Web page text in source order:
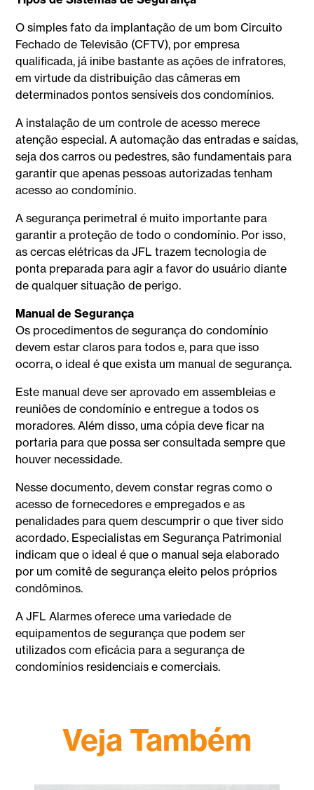
O simples fato da implantação de um bom Circuito
Fechado de Televisão (CFTV), por empresa
qualificada, já inibe bastante as ações de infratores,
em virtude da distribuição das câmeras em
determinados pontos sensíveis dos condomínios.
A instalação de um controle de acesso merece
atenção especial. A automação das entradas e saídas,
seja dos carros ou pedestres, são fundamentais para
garantir que apenas pessoas autorizadas tenham
acesso ao condomínio.
A segurança perimetral é muito importante para
garantir a proteção de todo o condomínio. Por isso,
as cercas elétricas da JFL trazem tecnologia de
ponta preparada para agir a favor do usuário diante
de qualquer situação de perigo.
Manual de Segurança
Os procedimentos de segurança do condomínio
devem estar claros para todos e, para que isso
ocorra, o ideal é que exista um manual de segurança.
Este manual deve ser aprovado em assembleias e
reuniões de condomínio e entregue a todos os
moradores. Além disso, uma cópia deve ficar na
portaria para que possa ser consultada sempre que
houver necessidade.
Nesse documento, devem constar regras como o
acesso de fornecedores e empregados e as
penalidades para quem descumprir o que tiver sido
acordado. Especialistas em Segurança Patrimonial
indicam que o ideal é que o manual seja elaborado
por um comitê de segurança eleito pelos próprios
condôminos.
A JFL Alarmes oferece uma variedade de
equipamentos de segurança que podem ser
utilizados com eficácia para a segurança de
condomínios residenciais e comerciais.
Veja Também